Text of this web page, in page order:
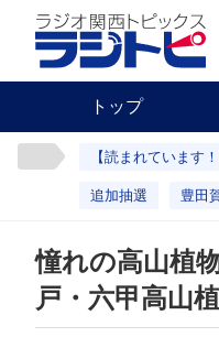
トップ
【読まれています！
追加抽選 豊田
憧れの高山植
戸・六甲高山